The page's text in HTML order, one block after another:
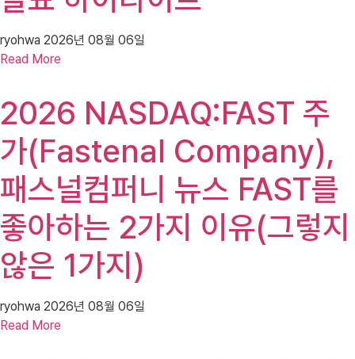
ryohwa 2026년 08월 06일
Read More
2026 NASDAQ:FAST 주
가(Fastenal Company),
패스널컴퍼니 뉴스 FAST를
좋아하는 2가지 이유(그렇지
않은 1가지)
ryohwa 2026년 08월 06일
Read More